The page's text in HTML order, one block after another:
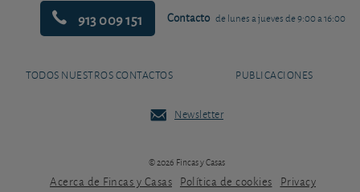
913 009 151 Contacto de lunes a jueves de 9:00 a 16:00
TODOS NUESTROS CONTACTOS PUBLICACIONES
Newsletter
© 2026 Fincas y Casas
Acerca de Fincas y Casas Política de cookies Privacy